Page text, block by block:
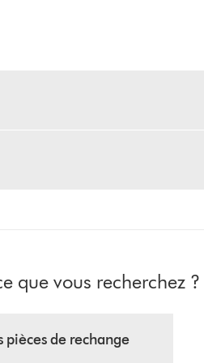
que vous recherchez ?
pièces de rechange